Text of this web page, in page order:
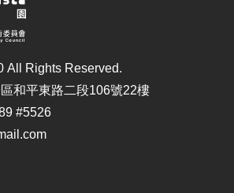
All Rights Reserved.
和平東路二段106號22樓
#5526